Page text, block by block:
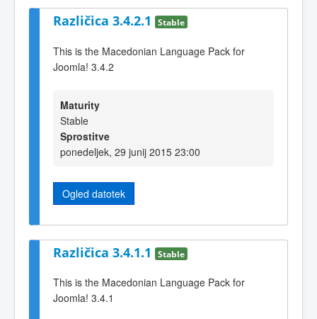
Različica 3.4.2.1 Stable
This is the Macedonian Language Pack for
Joomla! 3.4.2
Maturity
Stable
Sprostitve
ponedeljek, 29 junij 2015 23:00
Ogled datotek
Različica 3.4.1.1 Stable
This is the Macedonian Language Pack for
Joomla! 3.4.1